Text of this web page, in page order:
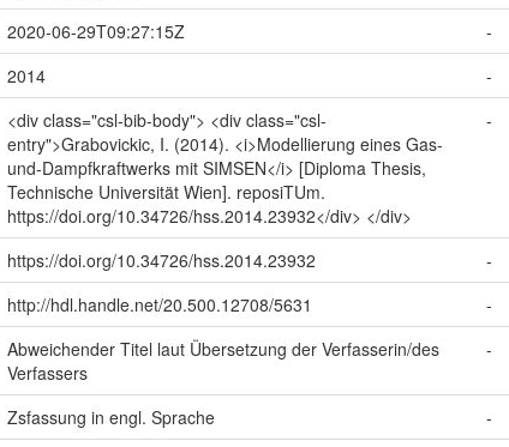
2020-06-29T09:27:15Z
-
2014
-
<div class="csl-bib-body"> <div class="csl-
entry">Grabovickic, I. (2014). <i>Modellierung eines Gas-
und-Dampfkraftwerks mit SIMSEN</i> [Diploma Thesis,
Technische Universität Wien]. reposiTUm.
https://doi.org/10.34726/hss.2014.23932</div> </div>
-
https://doi.org/10.34726/hss.2014.23932
-
http://hdl.handle.net/20.500.12708/5631
-
Abweichender Titel laut Übersetzung der Verfasserin/des
Verfassers
-
Zsfassung in engl. Sprache
-